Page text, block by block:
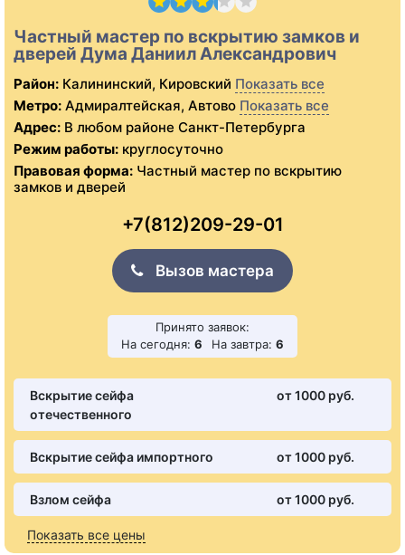
Частный мастер по вскрытию замков и
дверей Дума Даниил Александрович
Район: Калининский, Кировский Показать все
Метро: Адмиралтейская, Автово Показать все
Адрес: В любом районе Санкт-Петербурга
Режим работы: круглосуточно
Правовая форма: Частный мастер по вскрытию
замков и дверей
+7(812)209-29-01
Вызов мастера
Принято заявок:
На сегодня: 6 На завтра: 6
Вскрытие сейфа
отечественного
от 1000 pуб.
Вскрытие сейфа импортного от 1000 pуб.
Взлом сейфа от 1000 pуб.
Показать все цены